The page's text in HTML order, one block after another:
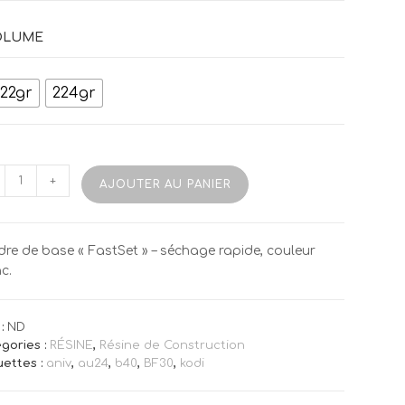
22gr 224gr
+ AJOUTER AU PANIER
de base « FastSet » – séchage rapide, couleur
ND
: RÉSINE, Résine de Construction
: aniv, au24, b40, BF30, kodi